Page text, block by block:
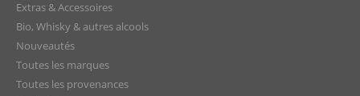
Extras & Accessoires
Bio, Whisky & autres alcools
Nouveautés
Toutes les marques
Toutes les provenances